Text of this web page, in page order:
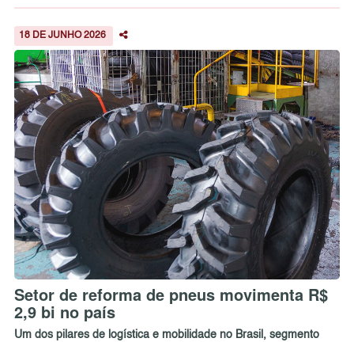
18 DE JUNHO 2026
Setor de reforma de pneus movimenta R$
2,9 bi no país
Um dos pilares de logística e mobilidade no Brasil, segmento